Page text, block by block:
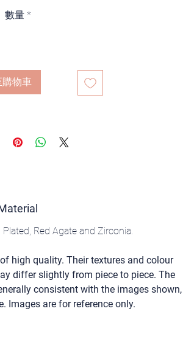
數量 *
購物車
Red Agate and Zirconia.
high quality. Their textures and colour
differ slightly from piece to piece. The
consistent with the images shown,
Images are for reference only.